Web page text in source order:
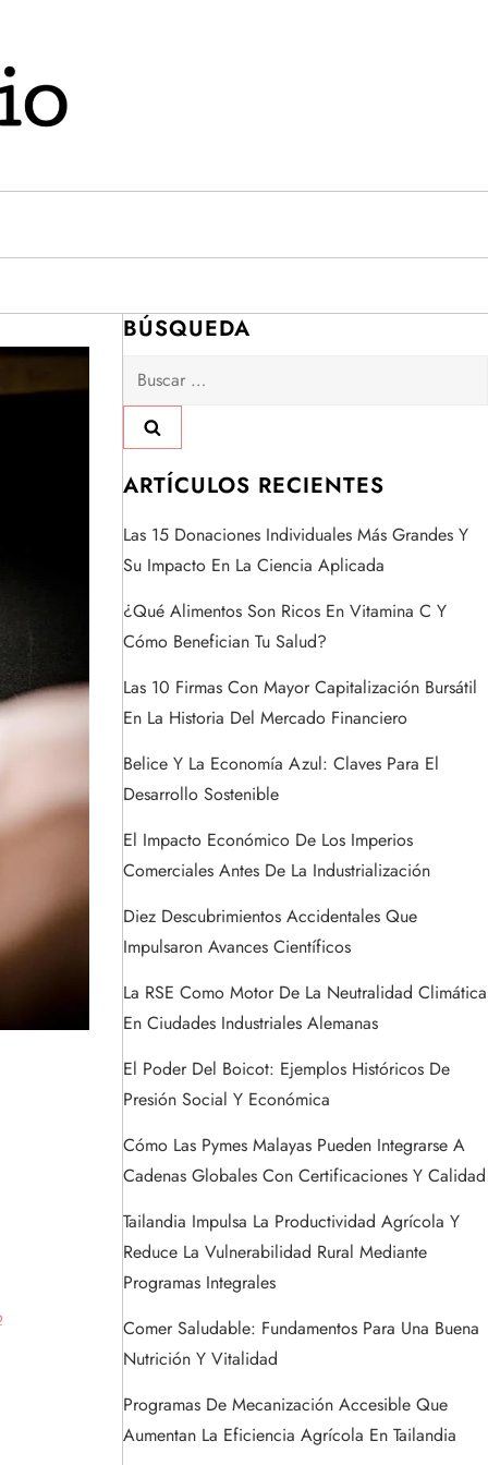
BÚSQUEDA
Buscar:
ARTÍCULOS RECIENTES
Las 15 Donaciones Individuales Más Grandes Y
Su Impacto En La Ciencia Aplicada
¿Qué Alimentos Son Ricos En Vitamina C Y
Cómo Benefician Tu Salud?
Las 10 Firmas Con Mayor Capitalización Bursátil
En La Historia Del Mercado Financiero
Belice Y La Economía Azul: Claves Para El
Desarrollo Sostenible
El Impacto Económico De Los Imperios
Comerciales Antes De La Industrialización
Diez Descubrimientos Accidentales Que
Impulsaron Avances Científicos
La RSE Como Motor De La Neutralidad Climática
En Ciudades Industriales Alemanas
El Poder Del Boicot: Ejemplos Históricos De
Presión Social Y Económica
Cómo Las Pymes Malayas Pueden Integrarse A
Cadenas Globales Con Certificaciones Y Calidad
Tailandia Impulsa La Productividad Agrícola Y
Reduce La Vulnerabilidad Rural Mediante
Programas Integrales
Comer Saludable: Fundamentos Para Una Buena
Nutrición Y Vitalidad
Programas De Mecanización Accesible Que
Aumentan La Eficiencia Agrícola En Tailandia